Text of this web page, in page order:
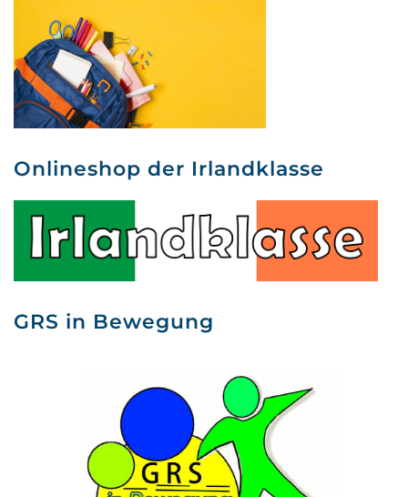
Onlineshop der Irlandklasse
GRS in Bewegung